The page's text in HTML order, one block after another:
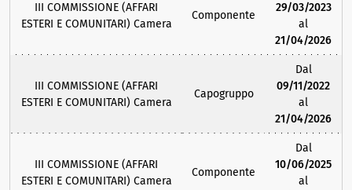
III COMMISSIONE (AFFARI
ESTERI E COMUNITARI) Camera
Componente
29/03/2023
al
21/04/2026
III COMMISSIONE (AFFARI
ESTERI E COMUNITARI) Camera
Capogruppo
Dal
09/11/2022
al
21/04/2026
III COMMISSIONE (AFFARI
ESTERI E COMUNITARI) Camera
Componente
Dal
10/06/2025
al